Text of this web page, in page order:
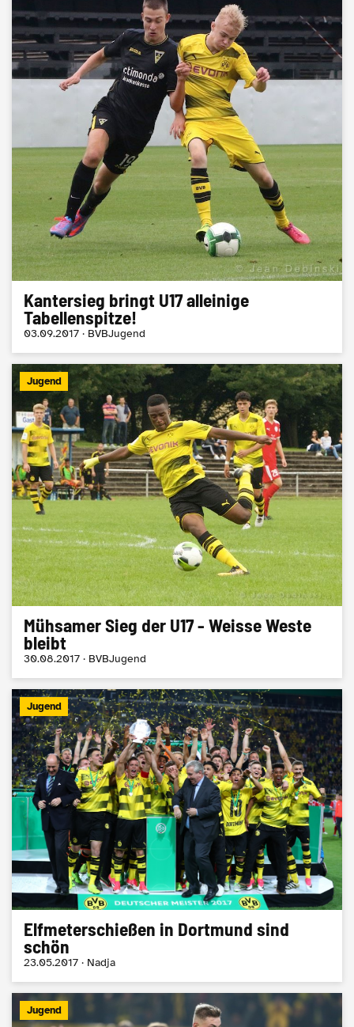
Kantersieg bringt U17 alleinige
Tabellenspitze!
03.09.2017 · BVBJugend
Jugend
​Mühsamer Sieg der U17 - Weisse Weste
bleibt
30.08.2017 · BVBJugend
Jugend
​Elfmeterschießen in Dortmund sind
schön
23.05.2017 · Nadja
Jugend